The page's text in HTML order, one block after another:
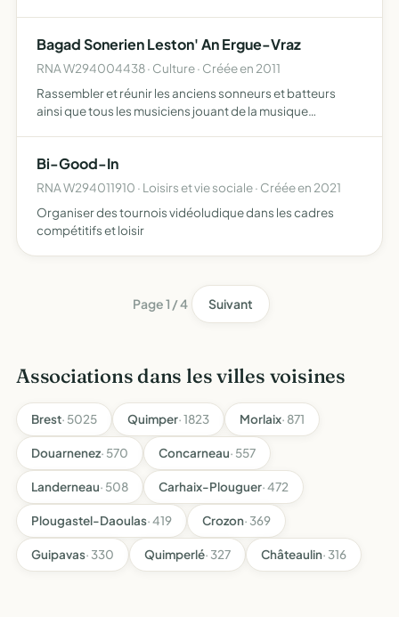
Bagad Sonerien Leston' An Ergue-Vraz
RNA W294004438 · Culture · Créée en 2011
Rassembler et réunir les anciens sonneurs et batteurs
ainsi que tous les musiciens jouant de la musique
Bi-Good-In
RNA W294011910 · Loisirs et vie sociale · Créée en 2021
Organiser des tournois vidéoludique dans les cadres
compétitifs et loisir
Page 1 / 4 Suivant
Associations dans les villes voisines
Brest· 5025 Quimper· 1823 Morlaix· 871
Douarnenez· 570 Concarneau· 557
Landerneau· 508 Carhaix-Plouguer· 472
Plougastel-Daoulas· 419 Crozon· 369
Guipavas· 330 Quimperlé· 327 Châteaulin· 316